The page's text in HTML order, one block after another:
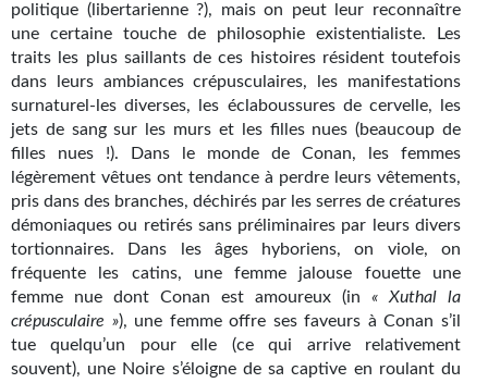
politique (libertarienne ?), mais on peut leur reconnaître
une certaine touche de philosophie existentialiste. Les
traits les plus saillants de ces histoires résident toutefois
dans leurs ambiances crépusculaires, les manifestations
surnaturel-les diverses, les éclaboussures de cervelle, les
jets de sang sur les murs et les filles nues (beaucoup de
filles nues !). Dans le monde de Conan, les femmes
légèrement vêtues ont tendance à perdre leurs vêtements,
pris dans des branches, déchirés par les serres de créatures
démoniaques ou retirés sans préliminaires par leurs divers
tortionnaires. Dans les âges hyboriens, on viole, on
fréquente les catins, une femme jalouse fouette une
femme nue dont Conan est amoureux (in « Xuthal la
crépusculaire »), une femme offre ses faveurs à Conan s’il
tue quelqu’un pour elle (ce qui arrive relativement
souvent), une Noire s’éloigne de sa captive en roulant du